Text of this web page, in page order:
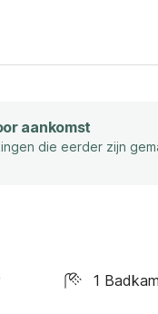
aankomst
die eerder zijn
1